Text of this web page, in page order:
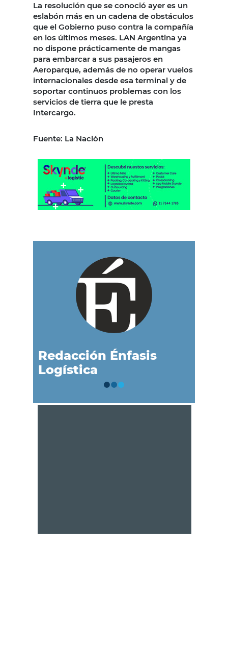
La resolución que se conoció ayer es un
eslabón más en un cadena de obstáculos
que el Gobierno puso contra la compañía
en los últimos meses. LAN Argentina ya
no dispone prácticamente de mangas
para embarcar a sus pasajeros en
Aeroparque, además de no operar vuelos
internacionales desde esa terminal y de
soportar continuos problemas con los
servicios de tierra que le presta
Intercargo.
Fuente: La Nación
Redacción Énfasis
Logística